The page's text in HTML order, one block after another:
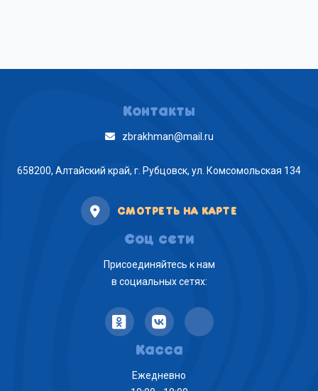
Контакты
zbrakhman@mail.ru
658200, Алтайский край, г. Рубцовск, ул. Комсомольская 134
СМОТРЕТЬ НА КАРТЕ
Соц сети
Присоединяйтесь к нам
в социальных сетях:
Касса
Ежедневно